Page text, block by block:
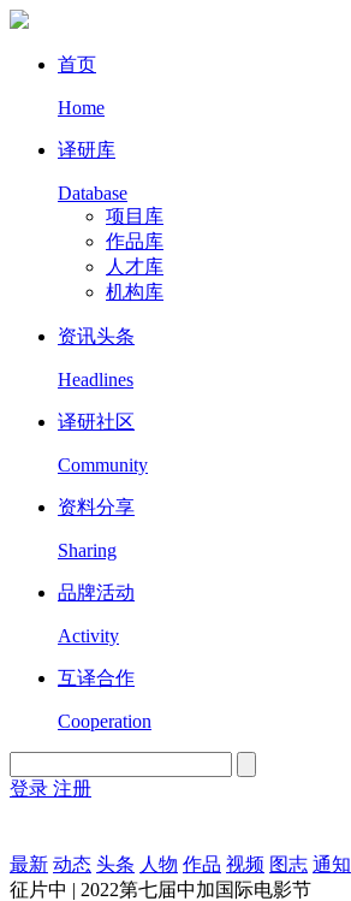
首页
Home
译研库
Database
项目库
作品库
人才库
机构库
资讯头条
Headlines
译研社区
Community
资料分享
Sharing
品牌活动
Activity
互译合作
Cooperation
登录 注册
最新 动态 头条 人物 作品 视频 图志 通知
征片中 | 2022第七届中加国际电影节